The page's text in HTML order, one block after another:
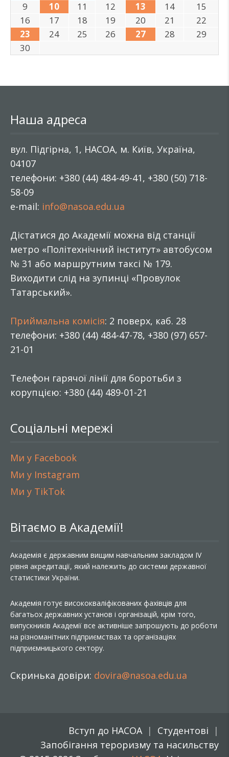
9
10 11 12 13 14
15
16
17 18 19 20 21
22
23
24 25 26 27 28
29
30
Наша адреса
вул. Підгірна, 1, НАСОА, м. Київ, Україна,
04107
телефони: +380 (44) 484-49-41, +380 (50) 718-
58-09
e-mail: info@nasoa.edu.ua
Дістатися до Академії можна від станції
метро «Політехнічний інститут» автобусом
№ 31 або маршрутним таксі № 179.
Виходити слід на зупинці «Провулок
Татарський».
Приймальна комісія: 2 поверх, каб. 28
телефони: +380 (44) 484-47-78, +380 (97) 657-
21-01
Телефон гарячої лінії для боротьби з
корупцією: +380 (44) 489-01-21
Соціальні мережі
Ми у Facebook
Ми у Instagram
Ми у TikTok
Вітаємо в Академії!
Академія є державним вищим навчальним закладом IV
рівня акредитації, який належить до системи державної
статистики України.
Академія готує висококваліфікованих фахівців для
багатьох державних установ і організацій, крім того,
випускників Академії все активніше запрошують до роботи
на різноманітних підприємствах та організаціях
підприємницького сектору.
Скринька довіри: dovira@nasoa.edu.ua
Вступ до НАСОА
Студентові
Запобігання тероризму та насильству